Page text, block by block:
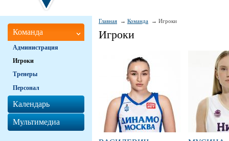
Главная Команда Игроки
Игроки
Команда
Администрация
Игроки
Тренеры
Персонал
Календарь
Мультимедиа